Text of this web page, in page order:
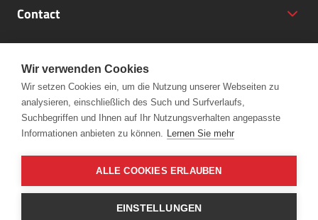
Book directly
Contact
+43 (5572) 40797
office@bodensee-vorarlberg.com
Opening Hours
Partner
Links
Wir verwenden Cookies
Wir setzen Cookies ein, um die Nutzung unserer Webseiten zu
analysieren, einschließlich des Such und Surfverlaufs,
Suchbegriffen und Ihnen auf Ihr Nutzungsverhalten angepasste
Informationen anbieten zu können. Lernen Sie mehr
ALLE COOKIES ERLAUBEN
EINSTELLUNGEN